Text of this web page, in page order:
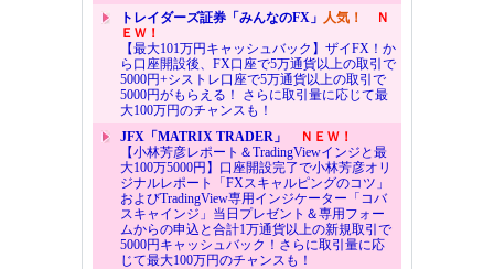
トレイダーズ証券「みんなのFX」 人気！
Ｎ
ＥＷ！
【最大101万円キャッシュバック】ザイFX！か
ら口座開設後、FX口座で5万通貨以上の取引で
5000円+シストレ口座で5万通貨以上の取引で
5000円がもらえる！ さらに取引量に応じて最
大100万円のチャンスも！
JFX「MATRIX TRADER」
ＮＥＷ！
【小林芳彦レポート＆TradingViewインジと最
大100万5000円】口座開設完了で小林芳彦オリ
ジナルレポート「FXスキャルピングのコツ」
およびTradingView専用インジケーター「コバ
スキャインジ」当日プレゼント＆専用フォー
ムからの申込と合計1万通貨以上の新規取引で
5000円キャッシュバック！さらに取引量に応
じて最大100万円のチャンスも！